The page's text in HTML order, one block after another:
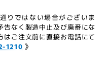
りではない場合がございま
告なく製造中止及び廃番にな
ご注文前に直接お電話にて
1210 》